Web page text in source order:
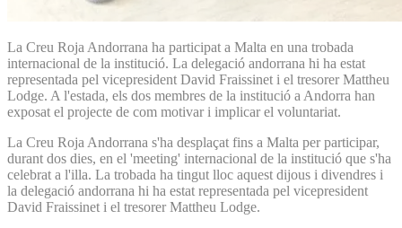
La Creu Roja Andorrana ha participat a Malta en una trobada
internacional de la institució. La delegació andorrana hi ha estat
representada pel vicepresident David Fraissinet i el tresorer Mattheu
Lodge. A l'estada, els dos membres de la institució a Andorra han
exposat el projecte de com motivar i implicar el voluntariat.
La Creu Roja Andorrana s'ha desplaçat fins a Malta per participar,
durant dos dies, en el 'meeting' internacional de la institució que s'ha
celebrat a l'illa. La trobada ha tingut lloc aquest dijous i divendres i
la delegació andorrana hi ha estat representada pel vicepresident
David Fraissinet i el tresorer Mattheu Lodge.